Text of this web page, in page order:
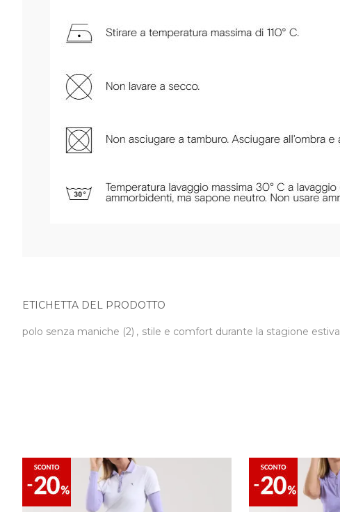
ETICHETTA DEL PRODOTTO
polo senza maniche (2) , stile e comfort durante la stagione estiva